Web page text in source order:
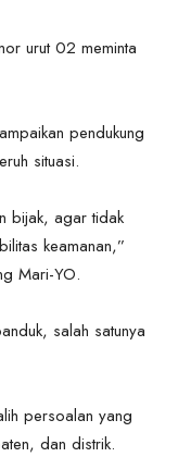
urut 02 meminta
pendukung
situasi.
bijak, agar tidak
keamanan,”
Mari-YO.
salah satunya
persoalan yang
dan distrik.